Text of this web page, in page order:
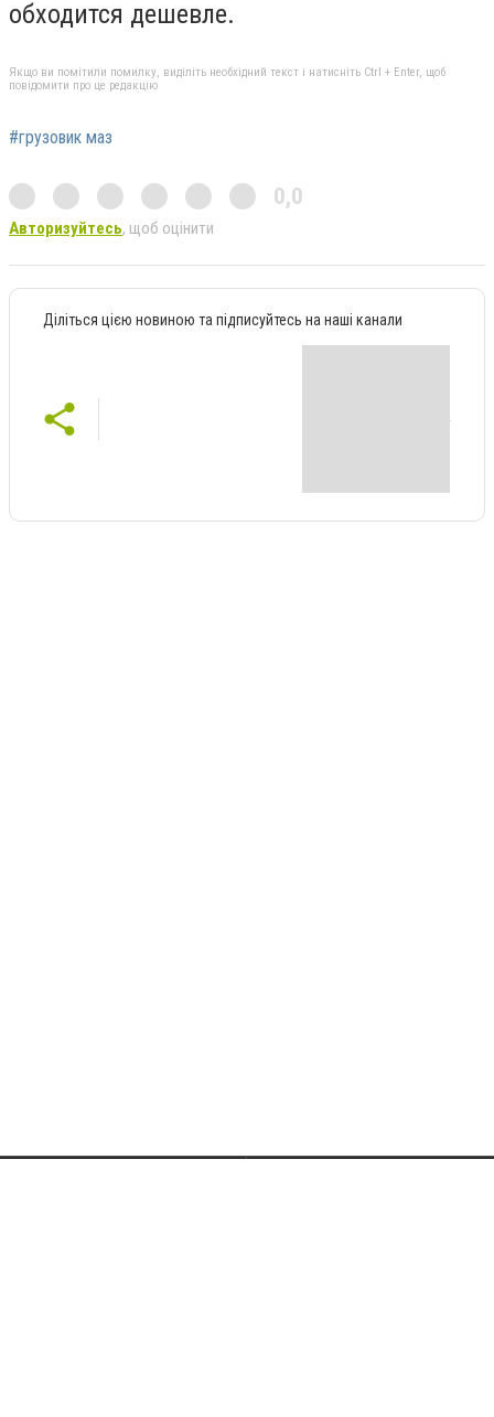
обходится дешевле.
Якщо ви помітили помилку, виділіть необхідний текст і натисніть Ctrl + Enter, щоб
повідомити про це редакцію
#грузовик маз
0,0
Авторизуйтесь, щоб оцінити
Діліться цією новиною та підписуйтесь на наші канали